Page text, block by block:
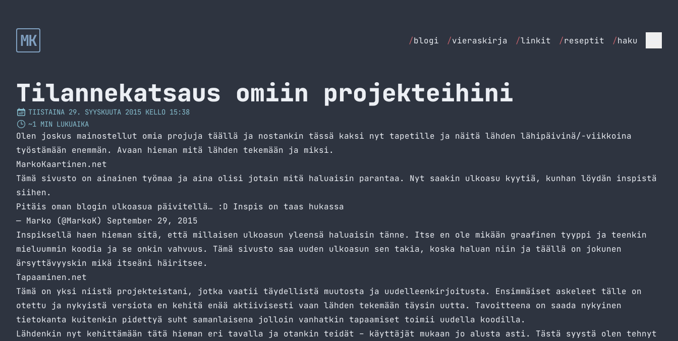
MK /blogi /vieraskirja /linkit /reseptit /haku
Tilannekatsaus omiin projekteihini
TIISTAINA 29. SYYSKUUTA 2015 KELLO 15:38
~1 MIN LUKUAIKA
Olen joskus mainostellut omia projuja täällä ja nostankin tässä kaksi nyt tapetille ja näitä lähden lähipäivinä/-viikkoina
työstämään enemmän. Avaan hieman mitä lähden tekemään ja miksi.
MarkoKaartinen.net
Tämä sivusto on ainainen työmaa ja aina olisi jotain mitä haluaisin parantaa. Nyt saakin ulkoasu kyytiä, kunhan löydän inspistä
siihen.
Pitäis oman blogin ulkoasua päivitellä… :D Inspis on taas hukassa
— Marko (@MarkoK) September 29, 2015
Inspiksellä haen hieman sitä, että millaisen ulkoasun yleensä haluaisin tänne. Itse en ole mikään graafinen tyyppi ja teenkin
mieluummin koodia ja se onkin vahvuus. Tämä sivusto saa uuden ulkoasun sen takia, koska haluan niin ja täällä on jokunen
ärsyttävyyskin mikä itseäni häiritsee.
Tapaaminen.net
Tämä on yksi niistä projekteistani, jotka vaatii täydellistä muutosta ja uudelleenkirjoitusta. Ensimmäiset askeleet tälle on
otettu ja nykyistä versiota en kehitä enää aktiivisesti vaan lähden tekemään täysin uutta. Tavoitteena on saada nykyinen
tietokanta kuitenkin pidettyä suht samanlaisena jolloin vanhatkin tapaamiset toimii uudella koodilla.
Lähdenkin nyt kehittämään tätä hieman eri tavalla ja otankin teidät – käyttäjät mukaan jo alusta asti. Tästä syystä olen tehnyt